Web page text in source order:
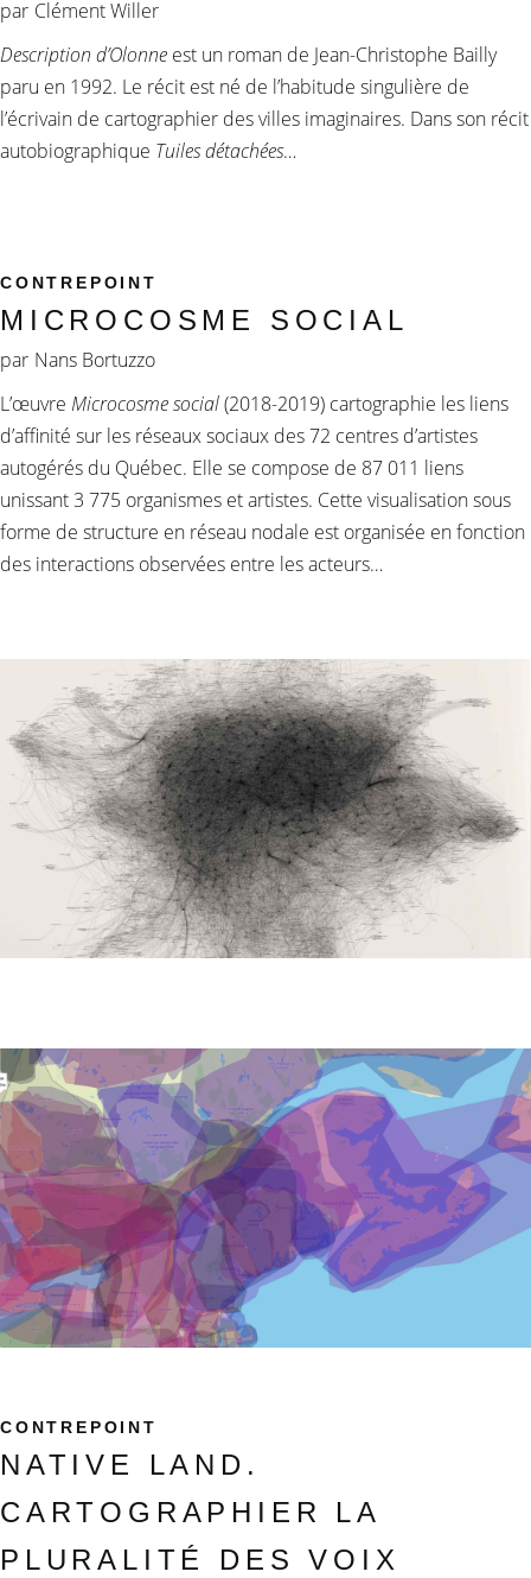
par Clément Willer
Description d’Olonne est un roman de Jean-Christophe Bailly
paru en 1992. Le récit est né de l’habitude singulière de
l’écrivain de cartographier des villes imaginaires. Dans son récit
autobiographique Tuiles détachées…
CONTREPOINT
MICROCOSME SOCIAL
par Nans Bortuzzo
L’œuvre Microcosme social(2018-2019) cartographie les liens
d’affinité sur les réseaux sociaux des 72 centres d’artistes
autogérés du Québec. Elle se compose de 87 011 liens
unissant 3 775 organismes et artistes. Cette visualisation sous
forme de structure en réseau nodale est organisée en fonction
des interactions observées entre les acteurs…
CONTREPOINT
NATIVE LAND.
CARTOGRAPHIER LA
PLURALITÉ DES VOIX